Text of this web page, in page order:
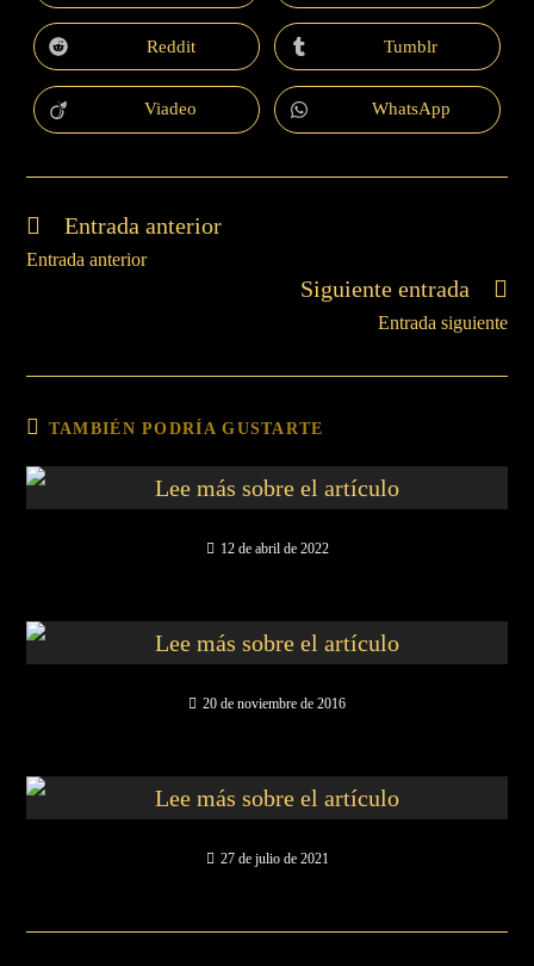
Reddit Tumblr
Viadeo WhatsApp
Entrada anterior
Entrada anterior
Siguiente entrada
Entrada siguiente
TAMBIÉN PODRÍA GUSTARTE
12 de abril de 2022
20 de noviembre de 2016
27 de julio de 2021